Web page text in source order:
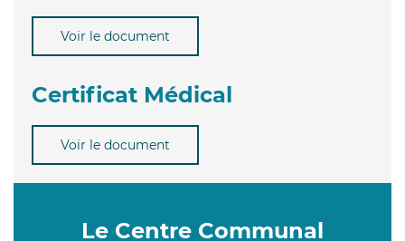
Voir le document
Certificat Médical
Voir le document
Le Centre Communal